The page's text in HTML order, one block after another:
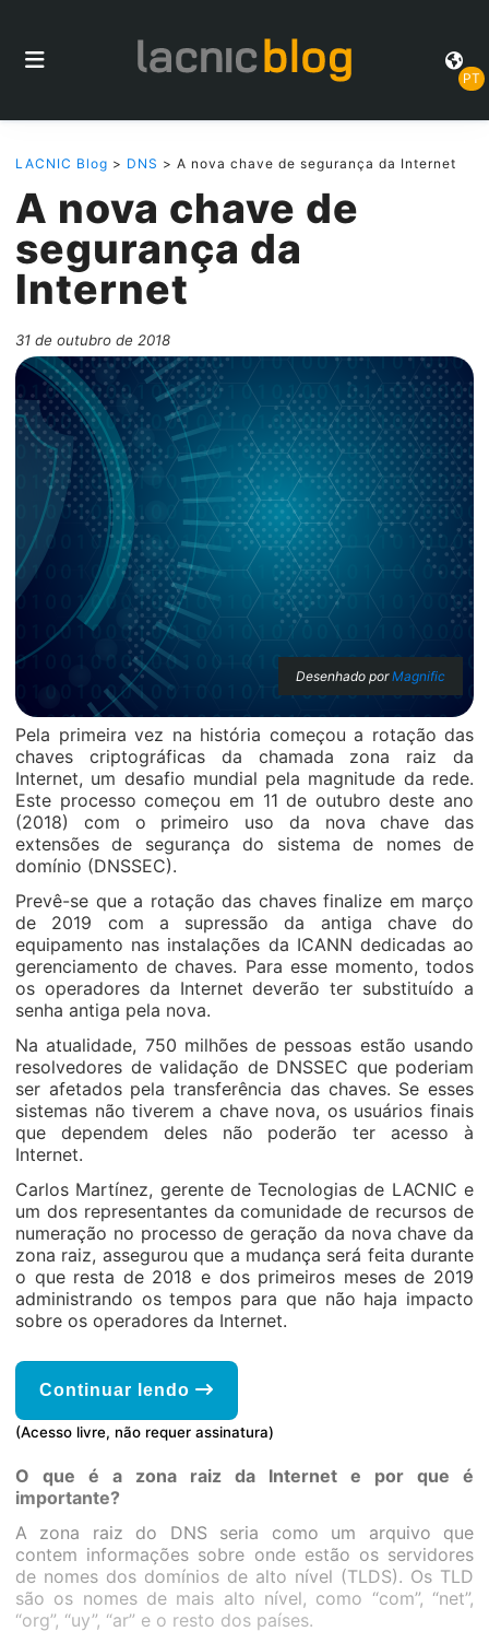
PT
LACNIC Blog > DNS > A nova chave de segurança da Internet
A nova chave de
segurança da
Internet
31 de outubro de 2018
Desenhado porMagnific
Pela primeira vez na história começou a rotação das
chaves criptográficas da chamada zona raiz da
Internet, um desafio mundial pela magnitude da rede.
Este processo começou em 11 de outubro deste ano
(2018) com o primeiro uso da nova chave das
extensões de segurança do sistema de nomes de
domínio (DNSSEC).
Prevê-se que a rotação das chaves finalize em março
de 2019 com a supressão da antiga chave do
equipamento nas instalações da ICANN dedicadas ao
gerenciamento de chaves. Para esse momento, todos
os operadores da Internet deverão ter substituído a
senha antiga pela nova.
Na atualidade, 750 milhões de pessoas estão usando
resolvedores de validação de DNSSEC que poderiam
ser afetados pela transferência das chaves. Se esses
sistemas não tiverem a chave nova, os usuários finais
que dependem deles não poderão ter acesso à
Internet.
Carlos Martínez, gerente de Tecnologias de LACNIC e
um dos representantes da comunidade de recursos de
numeração no processo de geração da nova chave da
zona raiz, assegurou que a mudança será feita durante
o que resta de 2018 e dos primeiros meses de 2019
administrando os tempos para que não haja impacto
sobre os operadores da Internet.
Continuar lendo
(Acesso livre, não requer assinatura)
O que é a zona raiz da Internet e por que é
importante?
A zona raiz do DNS seria como um arquivo que
contem informações sobre onde estão os servidores
de nomes dos domínios de alto nível (TLDS). Os TLD
são os nomes de mais alto nível, como “com”, “net”,
“org”, “uy”, “ar” e o resto dos países.